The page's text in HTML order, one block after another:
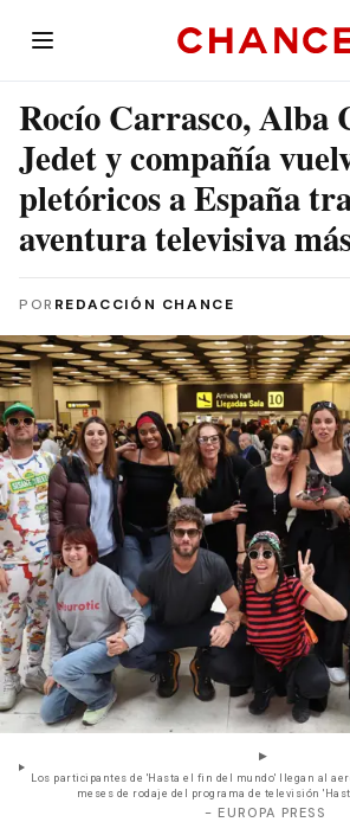
Rocío Carrasco, Alba
Jedet y compañía
pletóricos a España
aventura televisiva
POR REDACCIÓN CHANCE
Los participantes de 'Hasta el fin del mundo' llegan al
meses de rodaje del programa de televisión
- EUROPA PRESS